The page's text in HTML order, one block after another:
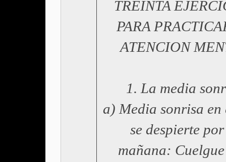
TREINTA
PARA
ATENCION
1. La media
a) Media sonrisa en
se despierte
mañana: